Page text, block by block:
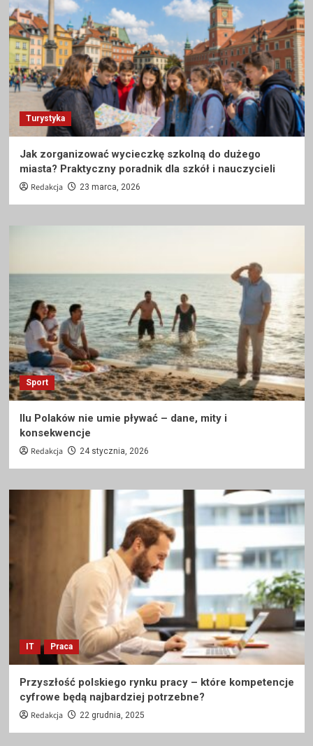
Turystyka
Jak zorganizować wycieczkę szkolną do dużego
miasta? Praktyczny poradnik dla szkół i nauczycieli
Redakcja 23 marca, 2026
Sport
Ilu Polaków nie umie pływać – dane, mity i
konsekwencje
Redakcja 24 stycznia, 2026
IT Praca
Przyszłość polskiego rynku pracy – które kompetencje
cyfrowe będą najbardziej potrzebne?
Redakcja 22 grudnia, 2025